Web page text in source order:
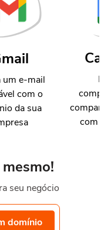
um e-mail
com o
da sua
com
seu negócio
domínio